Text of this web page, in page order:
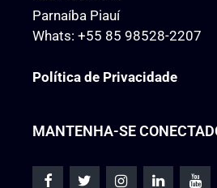
Parnaíba Piauí
Whats: +55 85 98528-2207
Política de Privacidade
MANTENHA-SE